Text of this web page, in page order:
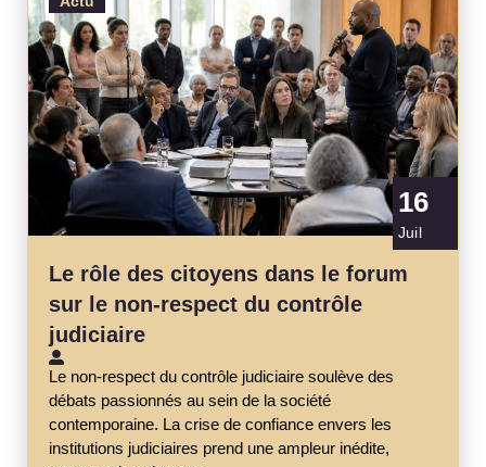
16
Juil
Le rôle des citoyens dans le forum
sur le non-respect du contrôle
judiciaire
Le non-respect du contrôle judiciaire soulève des
débats passionnés au sein de la société
contemporaine. La crise de confiance envers les
institutions judiciaires prend une ampleur inédite,